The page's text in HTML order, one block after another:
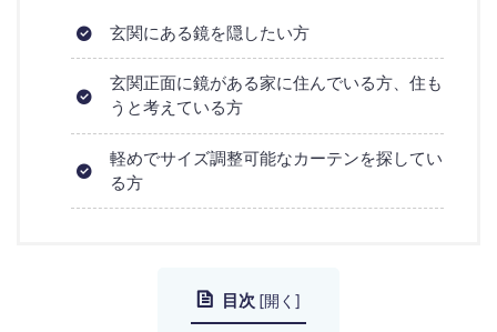
玄関にある鏡を隠したい方
玄関正面に鏡がある家に住んでいる方、住も
うと考えている方
軽めでサイズ調整可能なカーテンを探してい
る方
目次 [開く ]